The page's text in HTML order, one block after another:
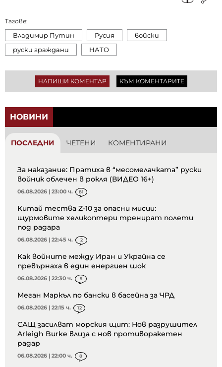
Тагове:
Владимир Путин Русия
войски
руски граждани
НАТО
НАПИШИ КОМЕНТАР КЪМ КОМЕНТАРИТЕ
НОВИНИ
ПОСЛЕДНИ ЧЕТЕНИ КОМЕНТИРАНИ
За наказание: Пратиха в “месомелачката” руски
войник облечен в рокля (ВИДЕО 16+)
06.08.2026 | 23:00 ч. 81
Китай тества Z-10 за опасни мисии:
щурмовите хеликоптери тренират полети
под радара
06.08.2026 | 22:45 ч. 2
Как войните между Иран и Украйна се
превърнаха в един енергиен шок
06.08.2026 | 22:30 ч. 5
Меган Маркъл по бански в басейна за ЧРД
06.08.2026 | 22:15 ч. 12
САЩ засилват морския щит: Нов разрушител
Arleigh Burke влиза с нов противоракетен
радар
06.08.2026 | 22:00 ч. 8